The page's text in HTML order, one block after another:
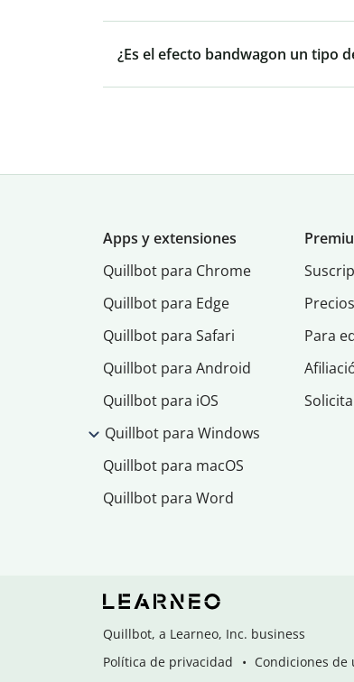
¿Es el efecto bandwagon un tipo
Apps y extensiones
Quillbot para Chrome
Quillbot para Edge
Quillbot para Safari
Quillbot para Android
Quillbot para iOS
Quillbot para Windows
Quillbot para macOS
Quillbot para Word
Precios
Para
Quillbot, a Learneo, Inc. business
Política de privacidad
Condiciones de